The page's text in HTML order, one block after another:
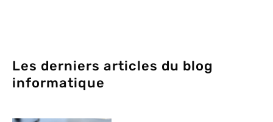
Les derniers articles du blog
informatique